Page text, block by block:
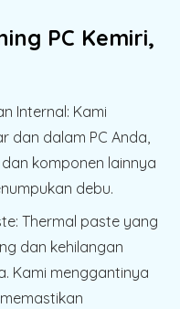
PC Kemiri,
Internal: Kami
dan dalam PC Anda,
komponen lainnya
debu.
Thermal paste yang
dan kehilangan
Kami menggantinya